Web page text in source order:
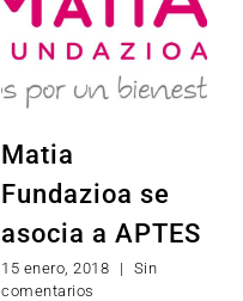
Matia
Fundazioa se
asocia a APTES
15 enero, 2018 |
Sin
comentarios